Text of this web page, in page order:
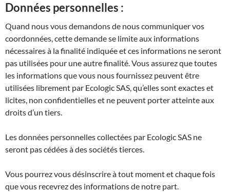
Données personnelles :
Quand nous vous demandons de nous communiquer vos
coordonnées, cette demande se limite aux informations
nécessaires à la finalité indiquée et ces informations ne seront
pas utilisées pour une autre finalité. Vous assurez que toutes
les informations que vous nous fournissez peuvent être
utilisées librement par Ecologic SAS, qu’elles sont exactes et
licites, non confidentielles et ne peuvent porter atteinte aux
droits d’un tiers.
Les données personnelles collectées par Ecologic SAS ne
seront pas cédées à des sociétés tierces.
Vous pourrez vous désinscrire à tout moment et chaque fois
que vous recevrez des informations de notre part.